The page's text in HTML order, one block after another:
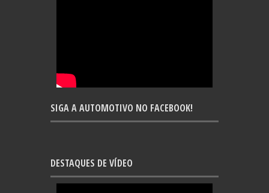
SIGA A AUTOMOTIVO NO FACEBOOK!
DESTAQUES DE VÍDEO